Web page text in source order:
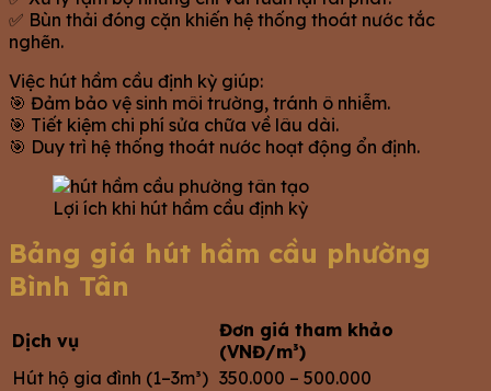
✅ Bùn thải đóng cặn khiến hệ thống thoát nước tắc
nghẽn.
Việc hút hầm cầu định kỳ giúp:
🎯 Đảm bảo vệ sinh môi trường, tránh ô nhiễm.
🎯 Tiết kiệm chi phí sửa chữa về lâu dài.
🎯 Duy trì hệ thống thoát nước hoạt động ổn định.
Lợi ích khi hút hầm cầu định kỳ
Bảng giá hút hầm cầu phường
Bình Tân
Dịch vụ
Đơn giá tham khảo
(VNĐ/m³)
Hút hộ gia đình (1–3m³) 350.000 – 500.000